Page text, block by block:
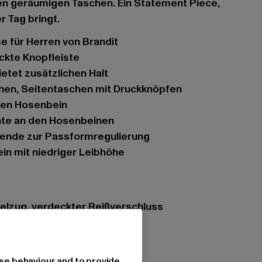
geräumigen Taschen. Ein Statement Piece,
Tag bringt.
für Herren von Brandit
Knopfleiste
zusätzlichen Halt
Seitentaschen mit Druckknöpfen
Hosenbein
an den Hosenbeinen
zur Passformregulierung
mit niedriger Leibhöhe
verdeckter Reißverschluss